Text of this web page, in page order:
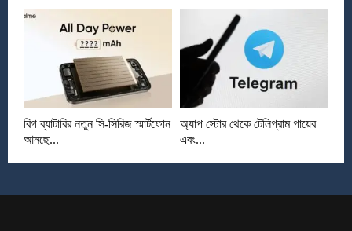
বিগ ব্যাটারির নতুন সি-সিরিজ স্মার্টফোন
আনছে...
অ্যাপ স্টোর থেকে টেলিগ্রাম গায়েব
এবং...